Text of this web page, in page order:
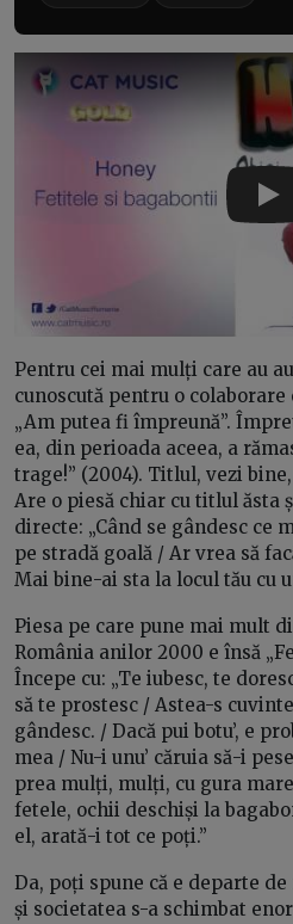
Pentru cei mai mulți care au
cunoscută pentru o
„Am putea fi împreună”.
ea, din perioada aceea, a
trage!” (2004). Titlul, vezi
Are o piesă chiar cu titlul ăsta
directe: „Când se gândesc ce
pe stradă goală / Ar vrea să
Mai bine-ai sta la locul tău cu
Piesa pe care pune mai mult
România anilor 2000 e însă
Începe cu: „Te iubesc, te
să te prostesc / Astea-s
gândesc. / Dacă pui botu’, e
mea / Nu-i unu’ căruia să-i
prea mulți, mulți, cu gura
fetele, ochii deschiși la
el, arată-i tot ce poți.”
Da, poți spune că e departe
și societatea s-a schimbat